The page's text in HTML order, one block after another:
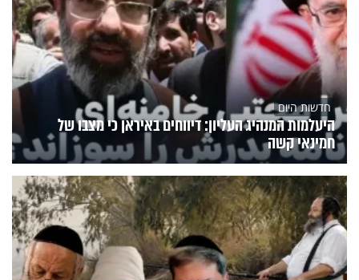
חדשות היום
היעלמות המנהיג העליון: דיווחים באיראן כי מצבו של
חמינאי קשה